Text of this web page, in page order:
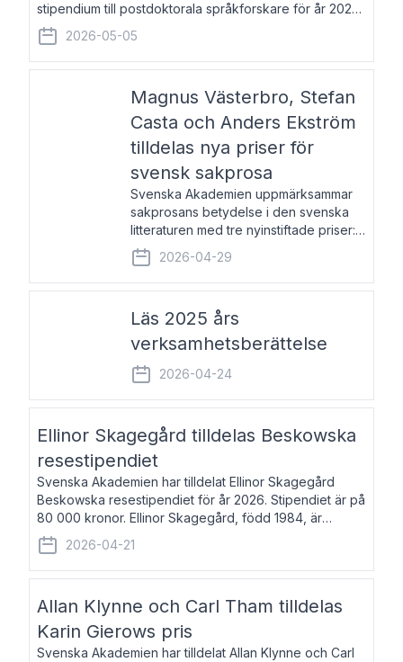
stipendium till postdoktorala språkforskare för år 2026.
Stipendiebeloppet är 75 000 kronor per mottagare.
Anders Agebjörn, född 1984, är universitet
2026-05-05
Magnus Västerbro, Stefan
Casta och Anders Ekström
tilldelas nya priser för
svensk sakprosa
Svenska Akademien uppmärksammar
sakprosans betydelse i den svenska
litteraturen med tre nyinstiftade priser:
Svenska Akademiens pris till
framstående författare av svensk
sakprosa som i år går till Magnus
2026-04-29
Läs 2025 års
verksamhetsberättelse
2026-04-24
Ellinor Skagegård tilldelas Beskowska
resestipendiet
Svenska Akademien har tilldelat Ellinor Skagegård
Beskowska resestipendiet för år 2026. Stipendiet är på
80 000 kronor. Ellinor Skagegård, född 1984, är
författare, journalist och musiker. Hon skriver
återkommande för Svenska Dagbladet, Ups
2026-04-21
Allan Klynne och Carl Tham tilldelas
Karin Gierows pris
Svenska Akademien har tilldelat Allan Klynne och Carl